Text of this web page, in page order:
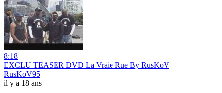
8:18
EXCLU TEASER DVD La Vraie Rue By RusKoV
RusKoV95
il y a 18 ans